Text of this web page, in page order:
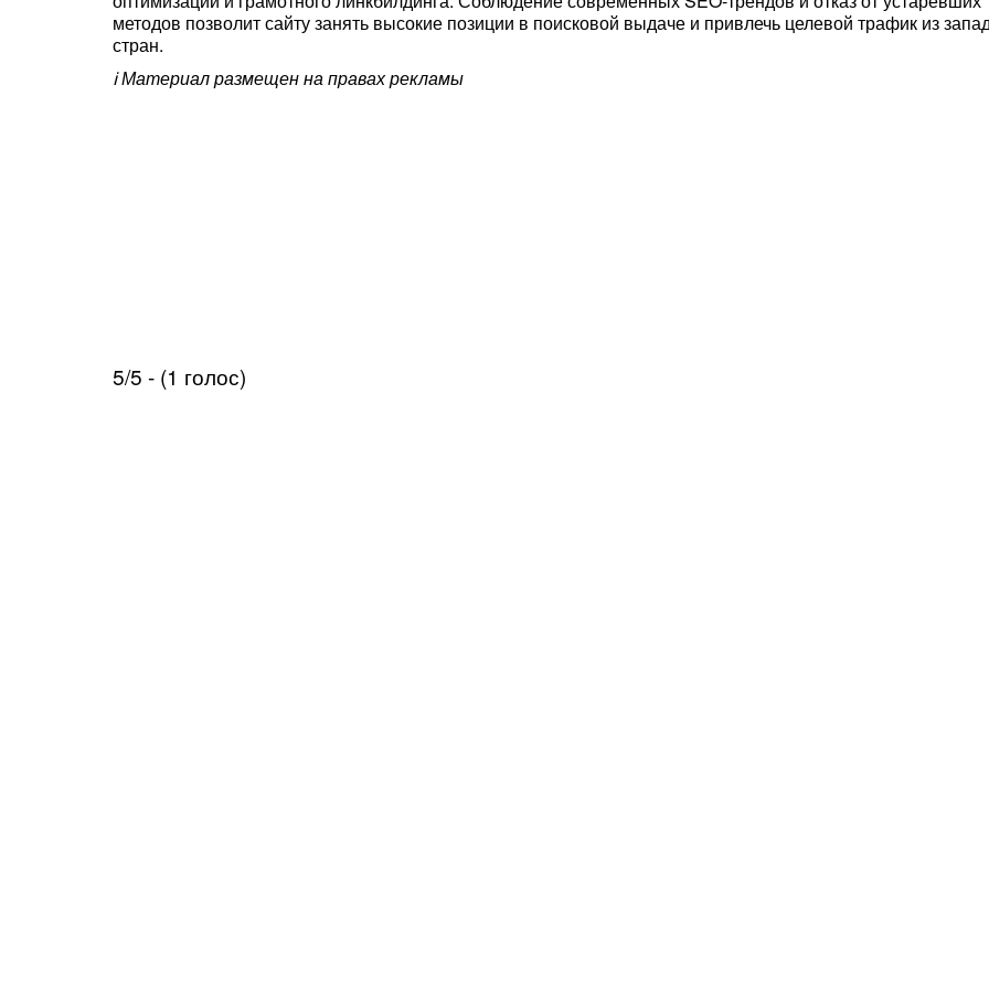
методов позволит сайту занять высокие позиции в поисковой выдаче и привлечь целевой трафик из
стран.
ℹ️ Материал размещен на правах рекламы
5/5 - (1 голос)